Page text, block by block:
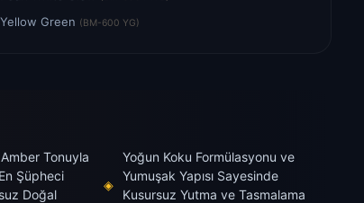
Yellow Green (BM-600 YG)
Tonuyla
Şüpheci
Doğal
◈
Yoğun Koku Formülasyonu ve
Yumuşak Yapısı Sayesinde
Kusursuz Yutma ve Tasmalama